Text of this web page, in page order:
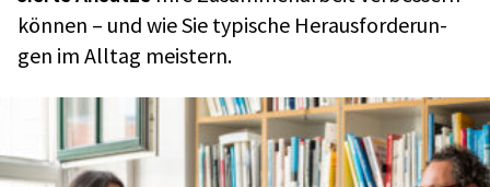
können – und wie Sie typi­sche Heraus­for­de­run­
gen im Alltag meis­tern.